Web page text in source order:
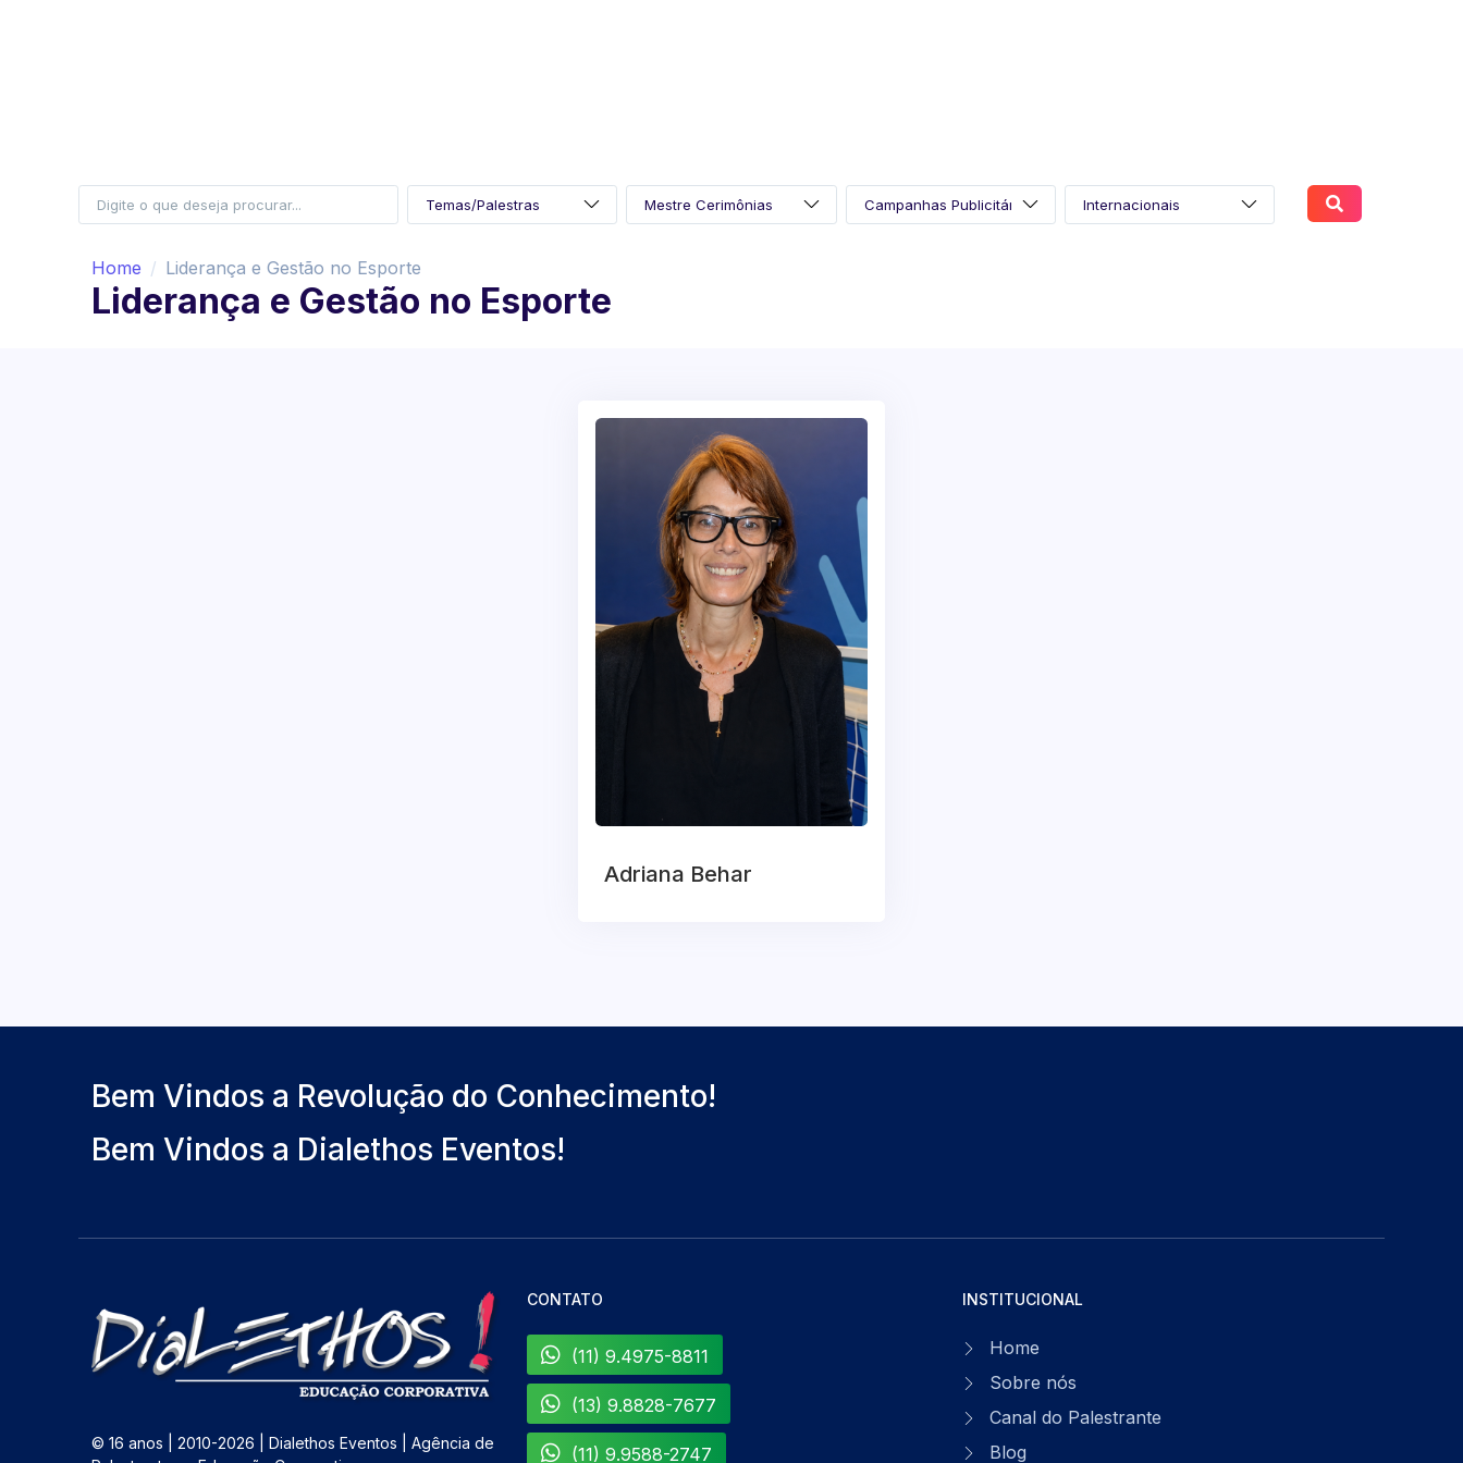
Home Liderança e Gestão no Esporte
Liderança e Gestão no Esporte
Adriana Behar
Bem Vindos a Revolução do Conhecimento!
Bem Vindos a Dialethos Eventos!
© 16 anos | 2010-2026 | Dialethos Eventos | Agência de
CONTATO
(11) 9.4975-8811
(13) 9.8828-7677
(11) 9.9588-2747
INSTITUCIONAL
Home
Sobre nós
Canal do Palestrante
Blog